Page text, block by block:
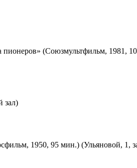
(Союзмультфильм, 1981,
зал)
1950, 95 мин.) (Ульяновой, 1,